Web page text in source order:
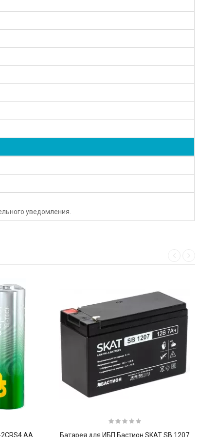
уведомления.
AA
Батарея для ИБП Бастион SKAT SB 1207